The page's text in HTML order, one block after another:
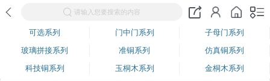
请输入您要搜索的内容
可选系列 门中门系列
子母门系列
玻璃拼接系列
准铜系列
仿真铜系列
科技铜系列
玉桐木系列
金桐木系列